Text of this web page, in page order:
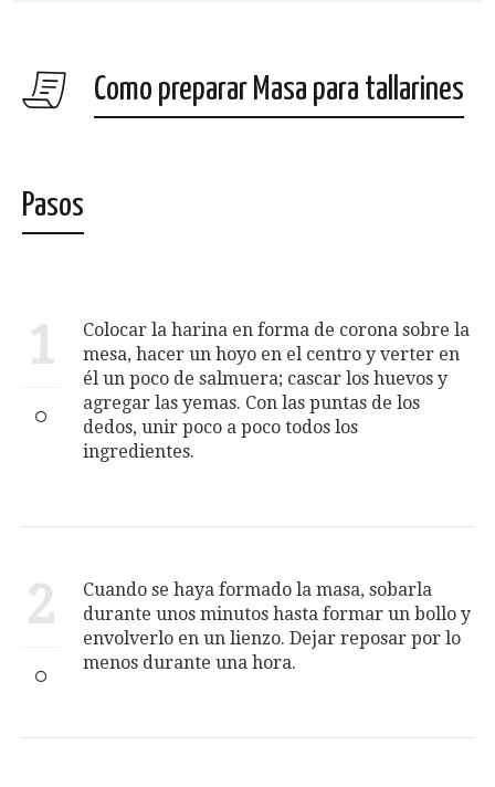
Como preparar Masa para tallarines
Pasos
1
Colocar la harina en forma de corona sobre la
mesa, hacer un hoyo en el centro y verter en
él un poco de salmuera; cascar los huevos y
agregar las yemas. Con las puntas de los
dedos, unir poco a poco todos los
ingredientes.
2
Cuando se haya formado la masa, sobarla
durante unos minutos hasta formar un bollo y
envolverlo en un lienzo. Dejar reposar por lo
menos durante una hora.